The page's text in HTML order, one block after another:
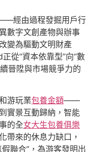
經由過程發掘用戶行
數字文創產物與辦事
變為驅動文明財產
從“資本依靠型”向“數
晉陞與市場競爭力的
游玩業包養金額——
實景互動歸納，智能
的全女大生包養俱樂
帶來的休息力缺口，
聯合”，為游客發明出